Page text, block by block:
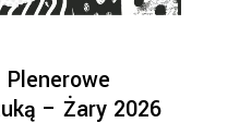
– Żary 2026